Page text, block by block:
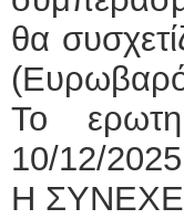
θα
Το
10/12/
Η